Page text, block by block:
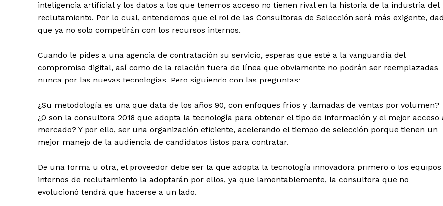
inteligencia artificial y los datos a los que tenemos acceso no tienen rival en la historia de la industria del
reclutamiento. Por lo cual, entendemos que el rol de las Consultoras de Selección será más exigente,
que ya no solo competirán con los recursos internos.
Cuando le pides a una agencia de contratación su servicio, esperas que esté a la vanguardia del
compromiso digital, así como de la relación fuera de línea que obviamente no podrán ser reemplazadas
nunca por las nuevas tecnologías. Pero siguiendo con las preguntas:
¿Su metodología es una que data de los años 90, con enfoques fríos y llamadas de ventas por volumen?
¿O son la consultora 2018 que adopta la tecnología para obtener el tipo de información y el mejor acceso
mercado? Y por ello, ser una organización eficiente, acelerando el tiempo de selección porque tienen un
mejor manejo de la audiencia de candidatos listos para contratar.
De una forma u otra, el proveedor debe ser la que adopta la tecnología innovadora primero o los equipos
internos de reclutamiento la adoptarán por ellos, ya que lamentablemente, la consultora que no
evolucionó tendrá que hacerse a un lado.